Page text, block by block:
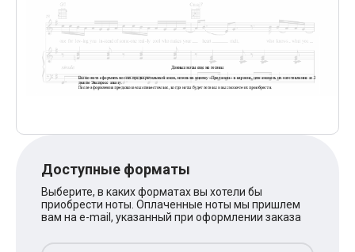
XOLIDAYBOY
Ваня Дмитриенко
Анна Герман
Полина Гагарина
Монеточка
Billie Eilish
Макс Корж
Алена Швец
Michael Jackson
Доступные форматы
Выберите, в каких форматах вы хотели бы
приобрести ноты. Оплаченные ноты мы пришлем
вам на e-mail, указанный при оформлении заказа